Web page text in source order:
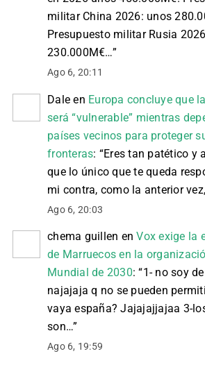
militar China 2026: unos
Presupuesto militar Rusia
230.000M€…”
Ago 6, 20:11
Dale en Europa concluye que
será “vulnerable” mientras
países vecinos para proteger
fronteras: “Eres tan patético y
que lo único que te queda
mi contra, como la anterior
Ago 6, 20:03
chema guillen enVox exige la
de Marruecos en la
Mundial de 2030: “1- no soy
najajaja q no se pueden
vaya españa? Jajajajjajaa 3-
son…”
Ago 6, 19:59